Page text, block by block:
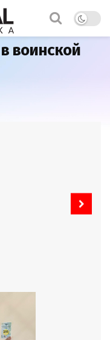
воинской